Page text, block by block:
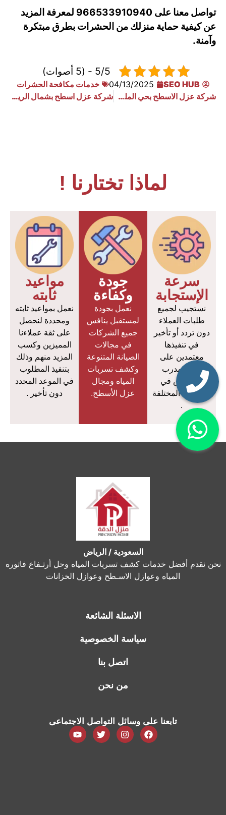
تواصل معنا على 966533910940 لمعرفة المزيد
عن كيفية حماية منزلك من الحشرات بطرق مبتكرة
وآمنة.
5/5 - (5 أصوات)
SEO HUB
04/13/2025
خدمات مكافحة الحشرات
شركة عزل الاسطح بحي الملك فهد
شركة عزل اسطح بشمال الرياض: حماية منزلك من الحرارة والتسربات
لماذا تختارنا !
سرعة
الإستجابة
نستجيب لجميع
طلبات العملاء
دون تردد أو تأخير
في تنفيذها
معتمدين على
فريق مدرب
ومتمرس في
المجالات المختلفة
.
جودة
وكفاءة
نعمل بجودة
لمستقبل ينافس
جميع الشركات
في مجالات
الصيانة المتنوعة
وكشف تسربات
المياه ومجال
عزل الأسطح.
مواعيد
ثابته
نعمل بمواعيد ثابته
ومحددة لنحصل
على ثقة عملاءنا
المميزين وكسب
المزيد منهم وذلك
بتنفيذ المطلوب
في الموعد المحدد
دون تأخير .
السعودية / الرياض
نحن نقدم أفضل خدمات كشف تسربات المياه وحل أرتـفاع فاتوره
المياه وعوازل الاسـطح وعوازل الخزانات
الاسئلة الشائعة
سياسة الخصوصية
اتصل بنا
من نحن
تابعنا على وسائل التواصل الاجتماعى